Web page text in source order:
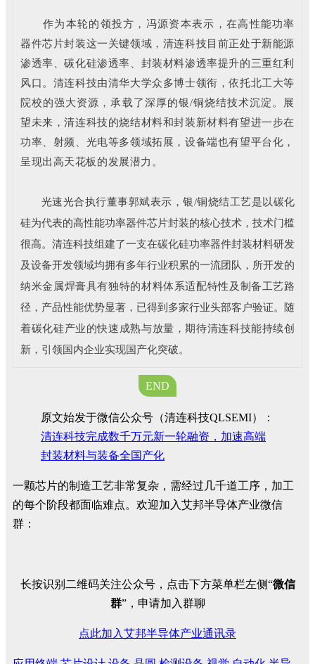
作为本轮的领投方，冯源资本表示，在高性能功率
器件芯片封装这一关键领域，清连科技目前正处于新能源
渗透率、碳化硅渗透率、封装材料渗透率提升的三重红利
风口。 清连科技由清华大学众多博士领衔，依托北工大等
院校的强大资源，承载了深厚的银/铜烧结技术沉淀。 展
望未来，清连科技的烧结材料和封装新材料有望进一步在
功率、射频、光电等多领域拓展，设备端也有望平台化，
呈现出高天花板的发展潜力。
光速光合执行董事郭斌表示，银/铜烧结工艺是以碳化
硅为代表的高性能功率器件芯片封装的核心技术，技术门槛
很高。清连科技组建了一支在碳化硅功率器件封装材料研发
及设备开发领域均拥有多年行业积累的一流团队，所开发的
纳米金属焊膏具有独特的材料体系适配特性及制备工艺路
径，产品性能优势显著，已得到多家行业头部客户验证。随
着碳化硅产业的快速成熟与放量，期待清连科技能持续创
新，引领国内企业实现国产化突破。
END
原文始发于微信公众号（清连科技QLSEMI）：
清连科技完成数千万元新一轮融资，加速高端
封装材料与装备全国产化
一颗芯片的制造工艺非常复杂，需经过几千道工序，加工
的每个阶段都面临难点。欢迎加入艾邦半导体产业微信
群：
长按识别二维码关注公众号，点击下方菜单栏左侧“微信
群”，申请加入群聊
点此加入艾邦半导体产业通讯录